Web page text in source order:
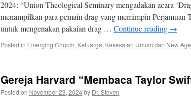
2024: “Union Theological Seminary mengadakan acara
menampilkan para pemain drag yang memimpin Perjamuan
untuk mengenakan pakaian drag … Continue reading →
Posted in Emerging Church, Keluarga, Kesesatan Umum dan New Age
Gereja Harvard “Membaca Taylor
Posted on November 23, 2024by Dr. Steven